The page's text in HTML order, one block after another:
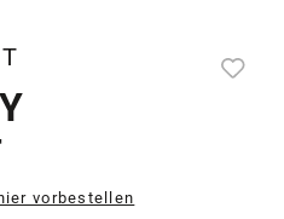
hier vorbestellen